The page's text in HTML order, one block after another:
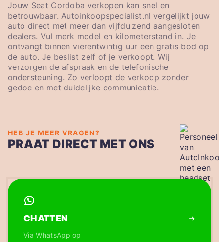
Jouw Seat Cordoba verkopen kan snel en
betrouwbaar. Autoinkoopspecialist.nl vergelijkt jouw
auto direct met meer dan vijfduizend aangesloten
dealers. Vul merk model en kilometerstand in. Je
ontvangt binnen vierentwintig uur een gratis bod op
de auto. Je beslist zelf of je verkoopt. Wij
verzorgen de afspraak en de telefonische
ondersteuning. Zo verloopt de verkoop zonder
gedoe en met duidelijke communicatie.
HEB JE MEER VRAGEN?
PRAAT DIRECT MET ONS
CHATTEN
Via WhatsApp op